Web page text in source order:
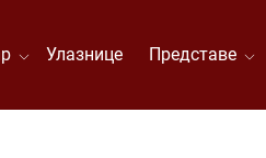
Улазнице Представе